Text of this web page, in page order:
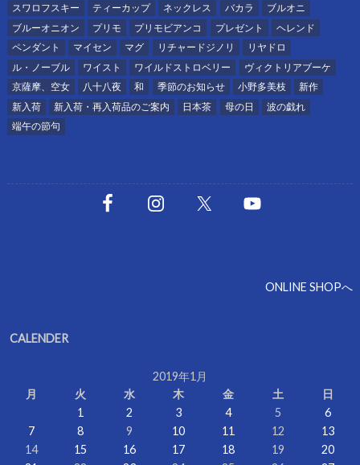
スワロフスキー
ティーカップ ネックレス バカラ
ブルオニ
ブルーオニオン
プリモ プリモビアンコ プレゼント
ヘレンド
ペンダント
マイセン マグ リチャードジノリ
リヤドロ
ル・ノーブル
ワイスト ワイルドストロベリー
ヴィクトリアブーケ
京薩摩、空女
八十八夜 和 季節のお知らせ 小野多美枝
新作
新入荷
新入荷・再入荷品のご案内 日本茶 母の日
波の戯れ
端午の節句
ONLINE SHOPへ
CALENDER
2019年1月
月
火 水 木 金 土
日
1
2 3 4 5
6
7
8 9 10 11 12
13
14
15 16 17 18 19
20